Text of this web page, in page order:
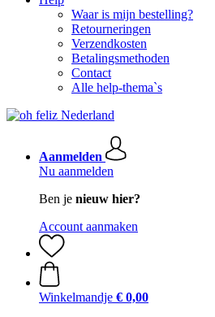
Waar is mijn bestelling?
Retourneringen
Verzendkosten
Betalingsmethoden
Contact
Alle help-thema`s
Aanmelden
Nu aanmelden
Ben je nieuw hier?
Account aanmaken
Winkelmandje € 0,00